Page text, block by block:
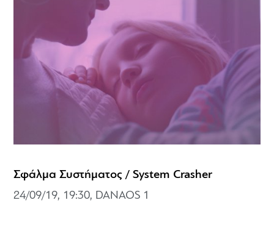
Σφάλμα Συστήματος / System Crasher
24/09/19, 19:30, DANAOS 1